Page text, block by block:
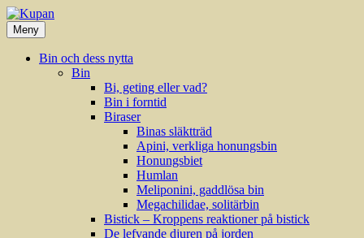
Hoppa
till
innehåll
Meny
Bin och dess nytta
Bin
Bi, geting eller vad?
Bin i forntid
Biraser
Binas släktträd
Apini, verkliga honungsbin
Honungsbiet
Humlan
Meliponini, gaddlösa bin
Megachilidae, solitärbin
Bistick – Kroppens reaktioner på bistick
De lefvande djuren på jorden